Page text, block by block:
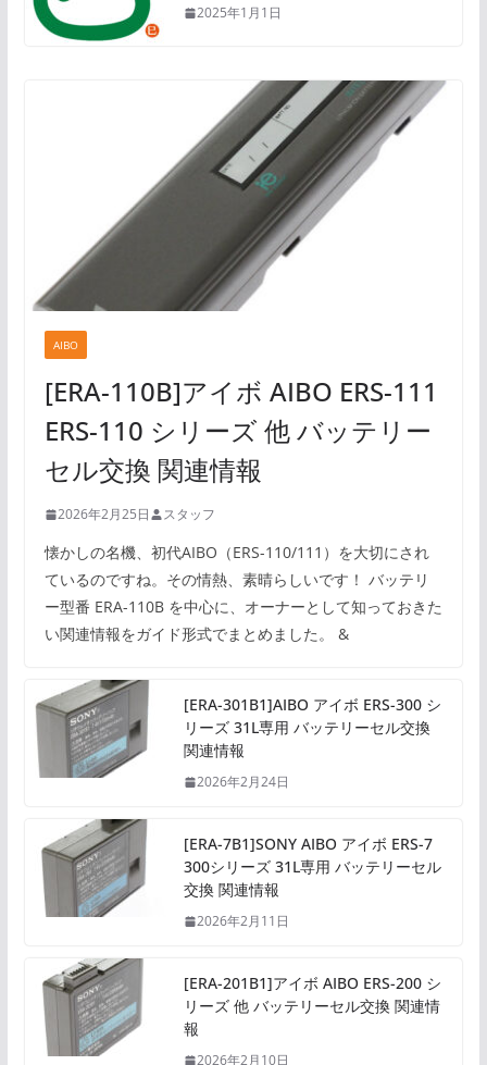
2025年1月1日
AIBO
[ERA-110B]アイボ AIBO ERS-111
ERS-110 シリーズ 他 バッテリー
セル交換 関連情報
2026年2月25日 スタッフ
懐かしの名機、初代AIBO（ERS-110/111）を大切にされ
ているのですね。その情熱、素晴らしいです！ バッテリ
ー型番 ERA-110B を中心に、オーナーとして知っておきた
い関連情報をガイド形式でまとめました。 &
[ERA-301B1]AIBO アイボ ERS-300 シ
リーズ 31L専用 バッテリーセル交換
関連情報
2026年2月24日
[ERA-7B1]SONY AIBO アイボ ERS-7
300シリーズ 31L専用 バッテリーセル
交換 関連情報
2026年2月11日
[ERA-201B1]アイボ AIBO ERS-200 シ
リーズ 他 バッテリーセル交換 関連情
報
2026年2月10日